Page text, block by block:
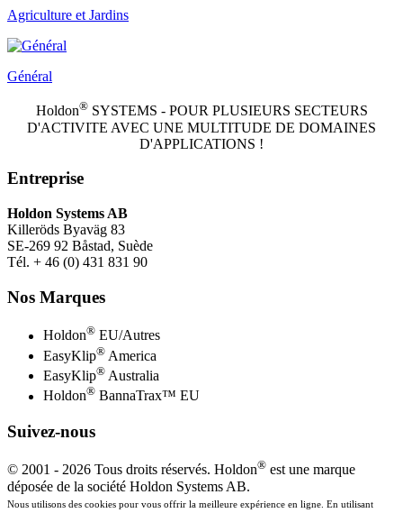
Agriculture et Jardins
Général
Holdon®SYSTEMS - POUR PLUSIEURS SECTEURS
D'ACTIVITE AVEC UNE MULTITUDE DE DOMAINES
D'APPLICATIONS !
Entreprise
Holdon Systems AB
Killeröds Byaväg 83
SE-269 92 Båstad, Suède
Tél. + 46 (0) 431 831 90
Nos Marques
Holdon® EU/Autres
EasyKlip® America
EasyKlip® Australia
Holdon® BannaTrax™ EU
Suivez-nous
© 2001 - 2026 Tous droits réservés. Holdon® est une marque
déposée de la société Holdon Systems AB.
Nous utilisons des cookies pour vous offrir la meilleure expérience en ligne. En utilisant